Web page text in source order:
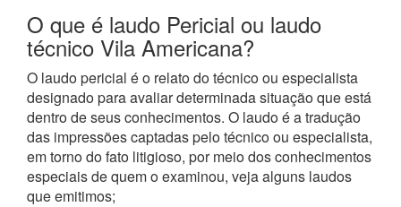
O que é laudo Pericial ou laudo
técnico Vila Americana?
O laudo pericial é o relato do técnico ou especialista
designado para avaliar determinada situação que está
dentro de seus conhecimentos. O laudo é a tradução
das impressões captadas pelo técnico ou especialista,
em torno do fato litigioso, por meio dos conhecimentos
especiais de quem o examinou, veja alguns laudos
que emitimos;